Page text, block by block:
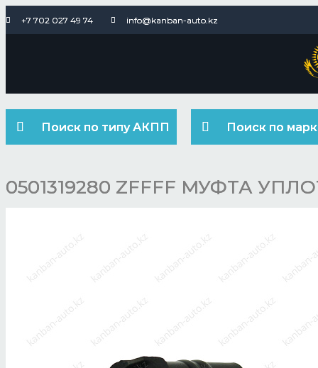
+7 702 027 49 74 info@kanban-auto.kz
Поиск по типу АКПП Поиск по
0501319280 ZFFFF МУФТА